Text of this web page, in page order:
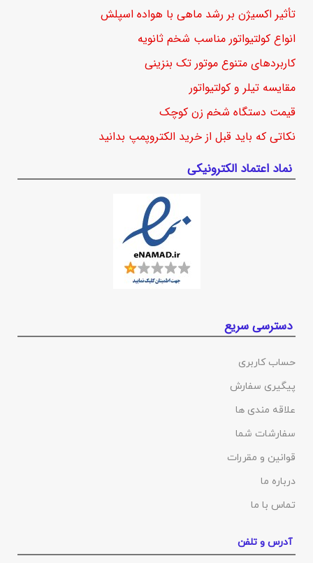
تأثیر اکسیژن بر رشد ماهی با هواده اسپلش
انواع کولتیواتور مناسب شخم ثانویه
کاربردهای متنوع موتور تک بنزینی
مقایسه تیلر و کولتیواتور
قیمت دستگاه شخم زن کوچک
نکاتی که باید قبل از خرید الکتروپمپ بدانید
نماد اعتماد الکترونیکی
دسترسی سریع
حساب کاربری
پیگیری سفارش
علاقه مندی ها
سفارشات شما
قوانین و مقررات
درباره ما
تماس با ما
آدرس و تلفن